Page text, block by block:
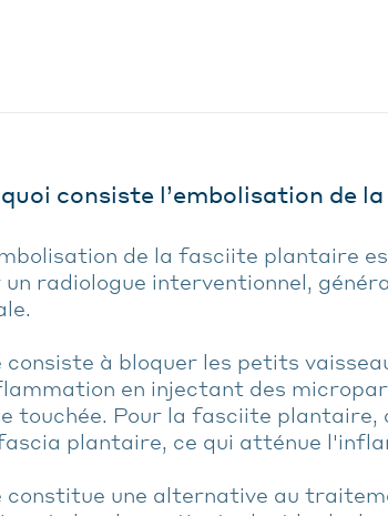
consiste l’embolisation de
de la fasciite plantaire
un radiologue interventionnel,
consiste à bloquer les petits
en injectant des
touchée. Pour la fasciite
plantaire, ce qui atténue
constitue une alternative au